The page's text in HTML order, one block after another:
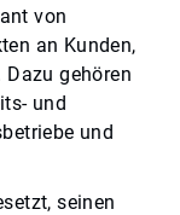
von
an Kunden,
gehören
und
und
seinen